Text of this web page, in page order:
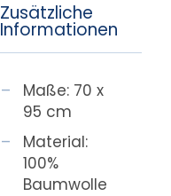
Zusätzliche
Informationen
Maße: 70 x
95 cm
Material:
100%
Baumwolle